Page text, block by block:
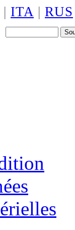
| ITA | RUS